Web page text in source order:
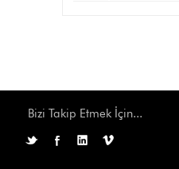
Bizi Takip Etmek İçin...